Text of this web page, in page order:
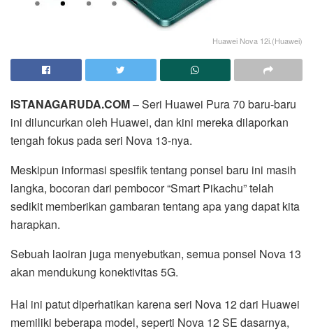
Huawei Nova 12i.(Huawei)
ISTANAGARUDA.COM– Seri Huawei Pura 70 baru-baru
ini diluncurkan oleh Huawei, dan kini mereka dilaporkan
tengah fokus pada seri Nova 13-nya.
Meskipun informasi spesifik tentang ponsel baru ini masih
langka, bocoran dari pembocor “Smart Pikachu” telah
sedikit memberikan gambaran tentang apa yang dapat kita
harapkan.
Sebuah laoiran juga menyebutkan, semua ponsel Nova 13
akan mendukung konektivitas 5G.
Hal ini patut diperhatikan karena seri Nova 12 dari Huawei
memiliki beberapa model, seperti Nova 12 SE dasarnya,